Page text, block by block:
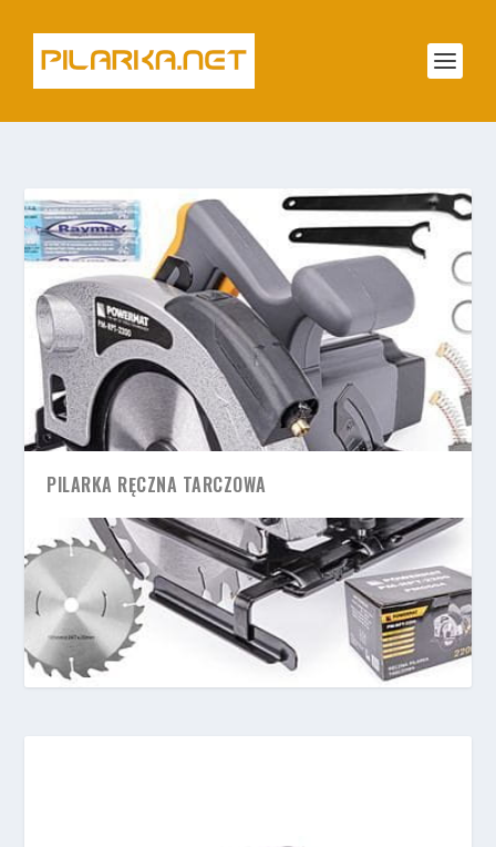
PILARKA RĘCZNA TARCZOWA